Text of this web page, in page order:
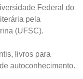
Federal do
pela
(UFSC).
livros para
autoconhecimento.